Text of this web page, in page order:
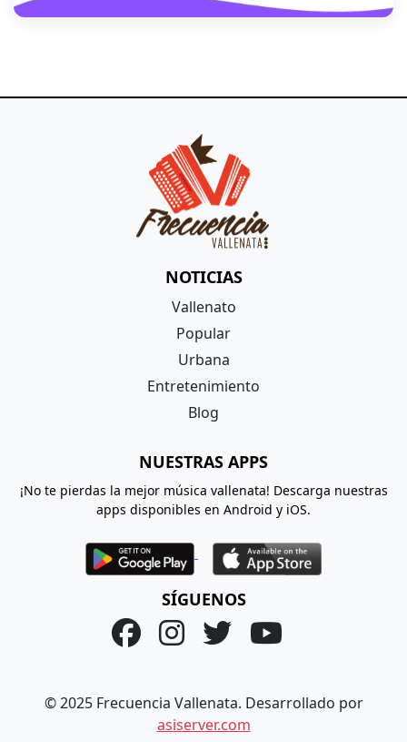
NOTICIAS
Vallenato
Popular
Urbana
Entretenimiento
Blog
NUESTRAS APPS
¡No te pierdas la mejor música vallenata! Descarga nuestras
apps disponibles en Android y iOS.
SÍGUENOS
© 2025 Frecuencia Vallenata. Desarrollado por
asiserver.com